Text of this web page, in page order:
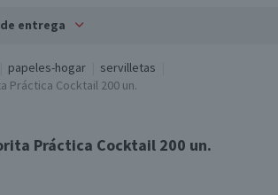
entrega
papeles-hogar
servilletas
Práctica Cocktail 200 un.
Práctica Cocktail 200 un.